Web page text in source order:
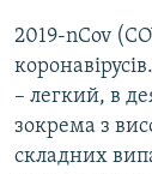
2019-nCov
– легкий, в
зокрема з
складних